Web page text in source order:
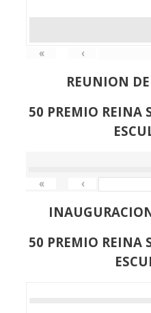
« ‹
REUNION
50 PREMIO REINA
« ‹
50 PREMIO REINA